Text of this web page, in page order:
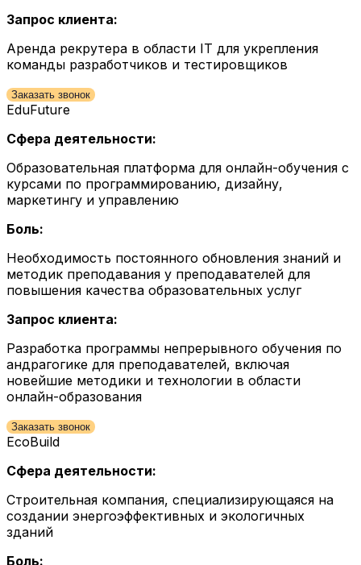
Запрос клиента:
Аренда рекрутера в области IT для укрепления
команды разработчиков и тестировщиков
Заказать звонок
EduFuture
Сфера деятельности:
Образовательная платформа для онлайн-обучения с
курсами по программированию, дизайну,
маркетингу и управлению
Боль:
Необходимость постоянного обновления знаний и
методик преподавания у преподавателей для
повышения качества образовательных услуг
Запрос клиента:
Разработка программы непрерывного обучения по
андрагогике для преподавателей, включая
новейшие методики и технологии в области
онлайн-образования
Заказать звонок
EcoBuild
Сфера деятельности:
Строительная компания, специализирующаяся на
создании энергоэффективных и экологичных
зданий
Боль: